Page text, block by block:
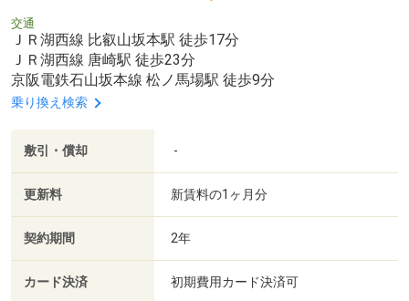
交通
ＪＲ湖西線 比叡山坂本駅 徒歩17分
ＪＲ湖西線 唐崎駅 徒歩23分
京阪電鉄石山坂本線 松ノ馬場駅 徒歩9分
乗り換え検索
敷引・償却 -
更新料 新賃料の1ヶ月分
契約期間 2年
カード決済 初期費用カード決済可